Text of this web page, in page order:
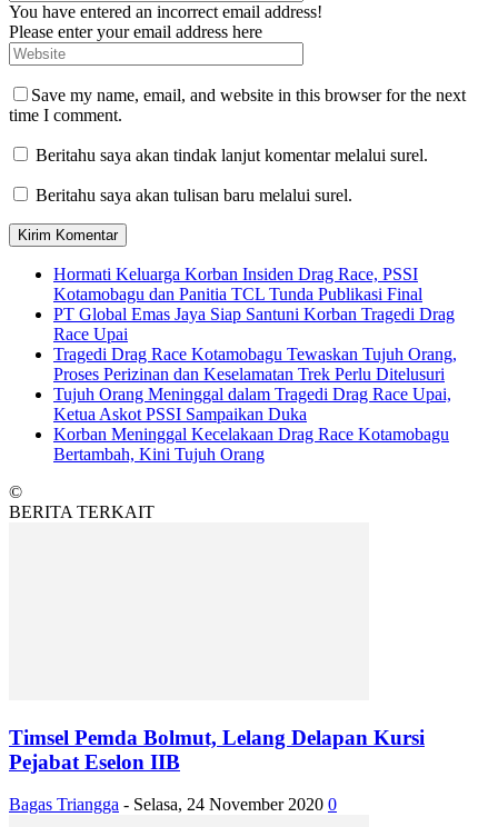
You have entered an incorrect email address!
Please enter your email address here
Save my name, email, and website in this browser for the next
time I comment.
Beritahu saya akan tindak lanjut komentar melalui surel.
Beritahu saya akan tulisan baru melalui surel.
Hormati Keluarga Korban Insiden Drag Race, PSSI
Kotamobagu dan Panitia TCL Tunda Publikasi Final
PT Global Emas Jaya Siap Santuni Korban Tragedi Drag
Race Upai
Tragedi Drag Race Kotamobagu Tewaskan Tujuh Orang,
Proses Perizinan dan Keselamatan Trek Perlu Ditelusuri
Tujuh Orang Meninggal dalam Tragedi Drag Race Upai,
Ketua Askot PSSI Sampaikan Duka
Korban Meninggal Kecelakaan Drag Race Kotamobagu
Bertambah, Kini Tujuh Orang
©
BERITA TERKAIT
Timsel Pemda Bolmut, Lelang Delapan Kursi
Pejabat Eselon IIB
Bagas Triangga - Selasa, 24 November 2020 0